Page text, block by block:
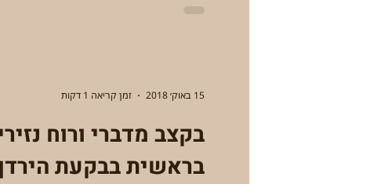
בקצב מדברי ורוח
בראשית בבקעת
15 באוק׳ 2018 זמן קריאה 1 דקות